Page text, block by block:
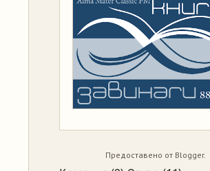
Предоставено от Blogger.